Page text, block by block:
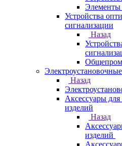
Устройства
сигнализации
Назад
Назад
Аксессуары
изделий
Назад
изделий